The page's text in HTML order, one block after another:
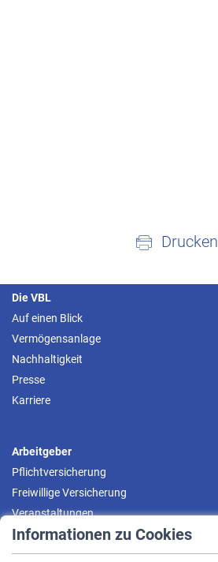
Informationen zu Cookies
Drucken
Die VBL
Auf einen Blick
Vermögensanlage
Nachhaltigkeit
Presse
Karriere
Arbeitgeber
Pflichtversicherung
Freiwillige Versicherung
Veranstaltungen